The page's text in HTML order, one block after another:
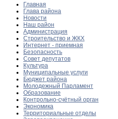
Главная
Глава района
Новости
Наш район
Администрация
Строительство и ЖКХ
Интернет - приемная
Безопасность
Совет депутатов
Культура
Муниципальные услуги
Бюджет района
Молодежный Парламент
Образование
Контрольно-счётный орган
Экономика
Территориальные отделы